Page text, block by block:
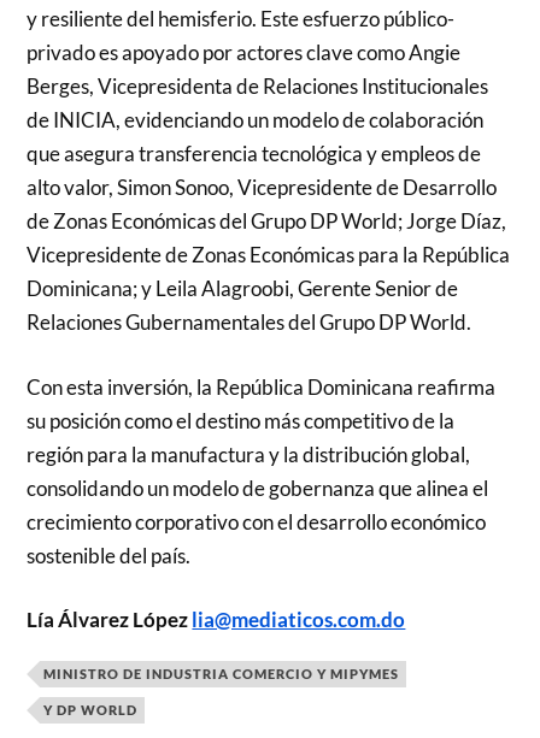
y resiliente del hemisferio. Este esfuerzo público-
privado es apoyado por actores clave como Angie
Berges, Vicepresidenta de Relaciones Institucionales
de INICIA, evidenciando un modelo de colaboración
que asegura transferencia tecnológica y empleos de
alto valor, Simon Sonoo, Vicepresidente de Desarrollo
de Zonas Económicas del Grupo DP World; Jorge Díaz,
Vicepresidente de Zonas Económicas para la República
Dominicana; y Leila Alagroobi, Gerente Senior de
Relaciones Gubernamentales del Grupo DP World.
Con esta inversión, la República Dominicana reafirma
su posición como el destino más competitivo de la
región para la manufactura y la distribución global,
consolidando un modelo de gobernanza que alinea el
crecimiento corporativo con el desarrollo económico
sostenible del país.
Lía Álvarez Lópezlia@mediaticos.com.do
MINISTRO DE INDUSTRIA COMERCIO Y MIPYMES
Y DP WORLD